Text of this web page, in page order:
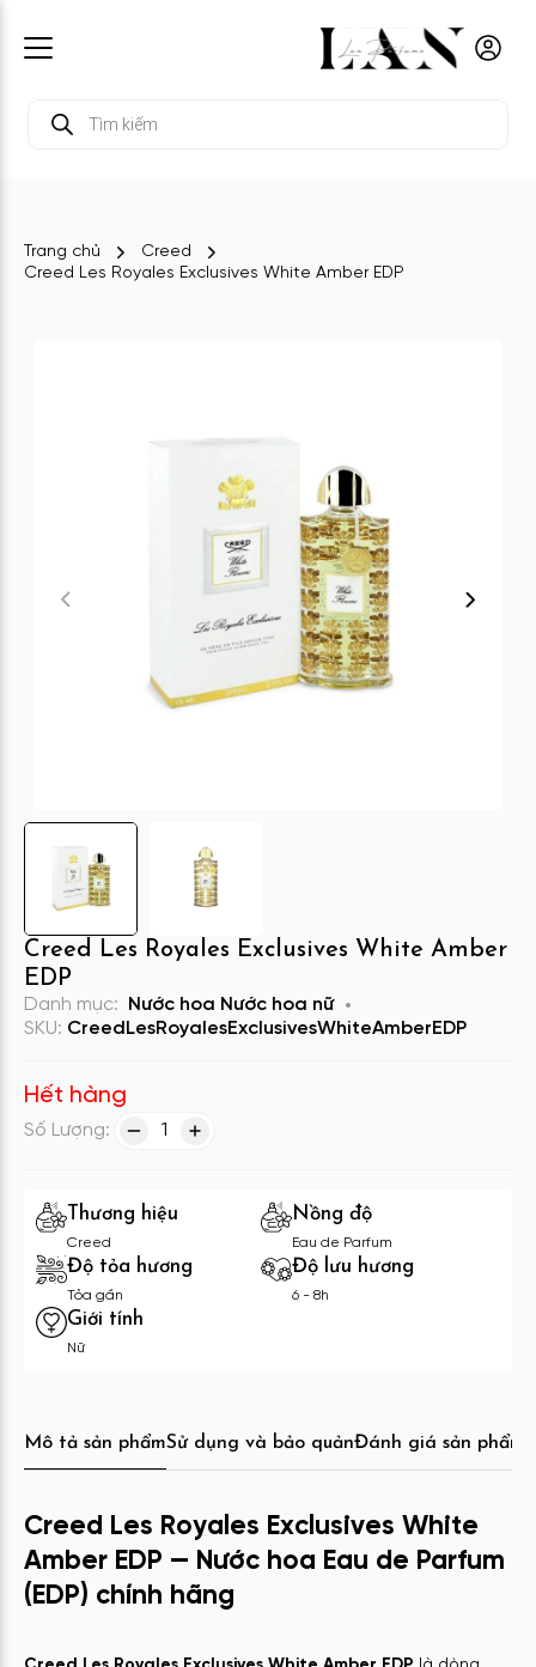
kiếm
Trang chủ
Creed
Creed Les Royales Exclusives White Amber EDP
Creed Les Royales Exclusives White Amber
EDP
Danh mục: Nước hoa Nước hoa nữ
SKU: CreedLesRoyalesExclusivesWhiteAmberEDP
Hết hàng
Số Lượng: 1
Thương hiệu
Creed
Nồng độ
Eau de Parfum
Độ tỏa hương
Tỏa gần
Độ lưu hương
6 - 8h
Giới tính
Nữ
Mô tả sản phẩmSử dụng và bảo quảnĐánh giá sản phẩm
Creed Les Royales Exclusives White
Amber EDP — Nước hoa Eau de Parfum
(EDP) chính hãng